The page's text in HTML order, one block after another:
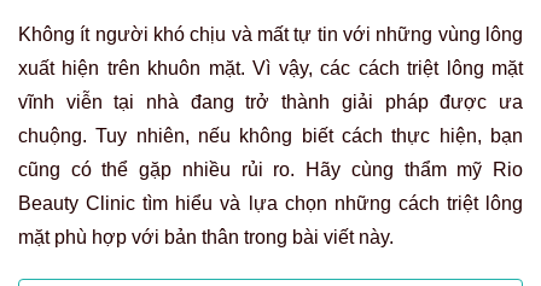
Không ít người khó chịu và mất tự tin với những vùng lông
xuất hiện trên khuôn mặt. Vì vậy, các cách triệt lông mặt
vĩnh viễn tại nhà đang trở thành giải pháp được ưa
chuộng. Tuy nhiên, nếu không biết cách thực hiện, bạn
cũng có thể gặp nhiều rủi ro. Hãy cùng thẩm mỹ Rio
Beauty Clinic tìm hiểu và lựa chọn những cách triệt lông
mặt phù hợp với bản thân trong bài viết này.